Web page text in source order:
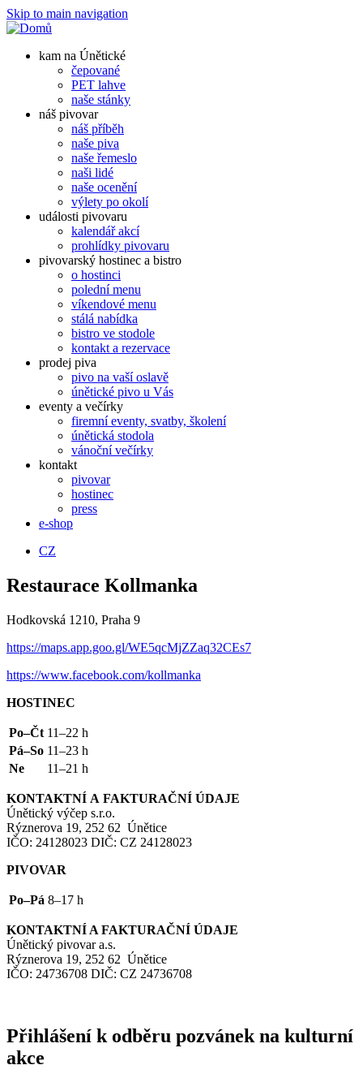
Skip to main navigation
kam na Únětické
čepované
PET lahve
naše stánky
náš pivovar
náš příběh
naše piva
naše řemeslo
naši lidé
naše ocenění
výlety po okolí
události pivovaru
kalendář akcí
prohlídky pivovaru
pivovarský hostinec a bistro
o hostinci
polední menu
víkendové menu
stálá nabídka
bistro ve stodole
kontakt a rezervace
prodej piva
pivo na vaší oslavě
únětické pivo u Vás
eventy a večírky
firemní eventy, svatby, školení
únětická stodola
vánoční večírky
kontakt
pivovar
hostinec
press
e-shop
CZ
Restaurace Kollmanka
Hodkovská 1210, Praha 9
https://maps.app.goo.gl/WE5qcMjZZaq32CEs7
https://www.facebook.com/kollmanka
HOSTINEC
Po–Čt 11–22 h
Pá–So 11–23 h
Ne
11–21 h
KONTAKTNÍ A FAKTURAČNÍ ÚDAJE
Únětický výčep s.r.o.
Rýznerova 19, 252 62 Únětice
IČO: 24128023 DIČ: CZ 24128023
PIVOVAR
Po–Pá 8–17 h
KONTAKTNÍ A FAKTURAČNÍ ÚDAJE
Únětický pivovar a.s.
Rýznerova 19, 252 62 Únětice
IČO: 24736708 DIČ: CZ 24736708
Přihlášení k odběru pozvánek na kulturní
akce